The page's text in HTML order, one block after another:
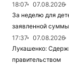
18:07
07.08.2026
За неделю для
заявленной суммы
17:37
07.08.2026
Лукашенко:
правительством